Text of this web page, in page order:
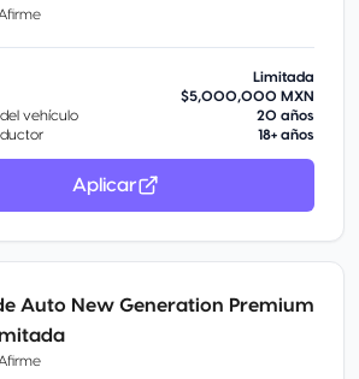
Limitada
$5,000,000 MXN
vehículo
20 años
18+ años
Aplicar
Auto New Generation Premium